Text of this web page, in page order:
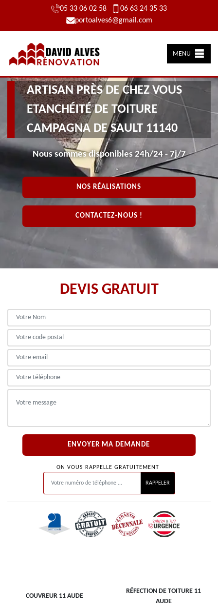
05 33 06 02 58
06 63 24 35 33
portoalves6@gmail.com
MENU
ARTISAN PRÈS DE CHEZ VOUS
ETANCHÉITÉ DE TOITURE
CAMPAGNA DE SAULT 11140
Nous sommes disponibles 24h/24 - 7j/7
NOS RÉALISATIONS
CONTACTEZ-NOUS !
DEVIS GRATUIT
ON VOUS RAPPELLE GRATUITEMENT
COUVREUR 11 AUDE
RÉFECTION DE TOITURE 11
AUDE